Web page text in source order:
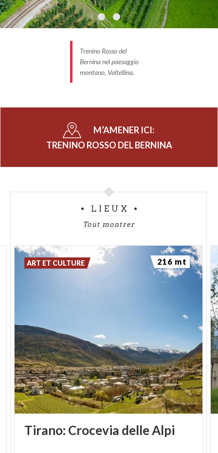
Trenino Rosso del
Bernina nel paesaggio
montano, Valtellina.
M’AMENER ICI:
TRENINO ROSSO DEL BERNINA
LIEUX
Tout montrer
Tirano: Crocevia delleAlpi
ART ET CULTURE 216 mt